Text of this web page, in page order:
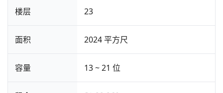
楼层 23
面积 2024 平方尺
容量 13 ~ 21 位